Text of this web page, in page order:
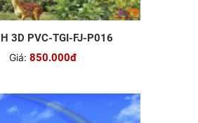
3D PVC-TGI-FJ-P016
Giá: 850.000đ